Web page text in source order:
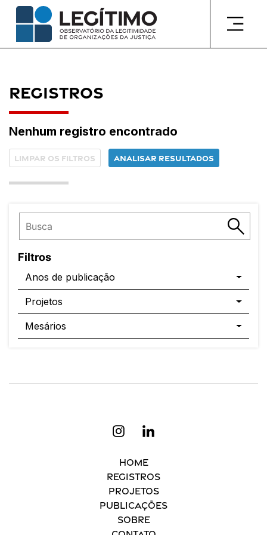
Pular
para
conteúdo
Registros
Nenhum registro encontrado
Limpar os filtros Analisar resultados
Filtros
Anos de publicação
Projetos
Mesários
Home
Registros
Projetos
Publicações
Sobre